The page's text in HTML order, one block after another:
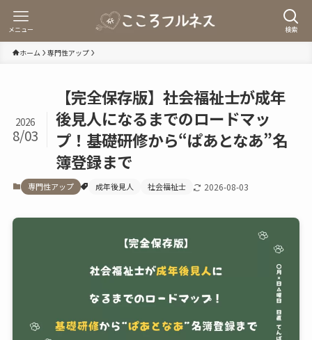
検索
メニュー
ホーム 専門性アップ
【完全保存版】社会福祉士が成年
後見人になるまでのロードマッ
プ！基礎研修から“ぱあとなあ”名
簿登録まで
2026
8/03
専門性アップ 成年後見人 社会福祉士 2026-08-03